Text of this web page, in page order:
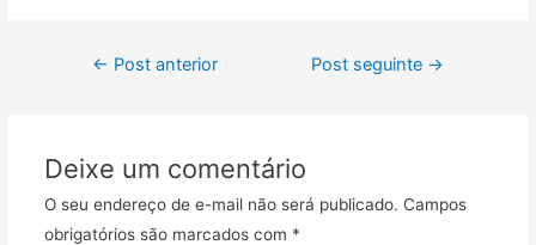
← Post anterior Post seguinte →
Deixe um comentário
O seu endereço de e-mail não será publicado. Campos
obrigatórios são marcados com *